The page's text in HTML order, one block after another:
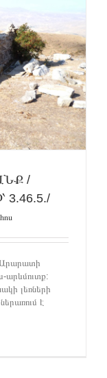
/
Արարատի
արևմուտք:
լեռների
է